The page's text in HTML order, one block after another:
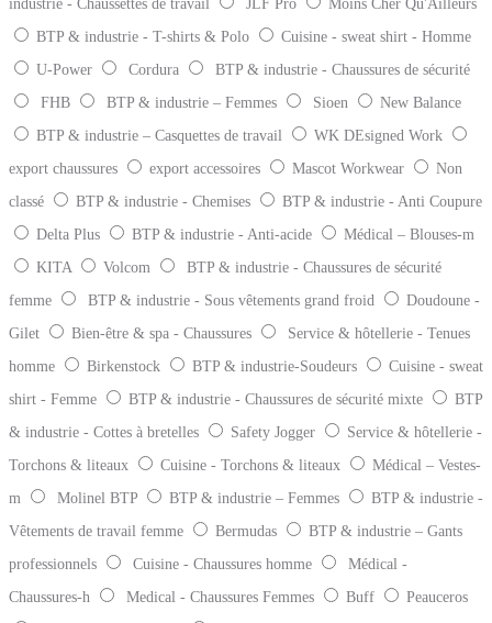
industrie - Chaussettes de travail
JLF Pro
Moins Cher Qu'Ailleurs
BTP & industrie - T-shirts & Polo
Cuisine - sweat shirt - Homme
U-Power
Cordura
BTP & industrie - Chaussures de sécurité
FHB
BTP & industrie – Femmes Sioen
New Balance
BTP & industrie – Casquettes de travail
WK DEsigned Work
export chaussures
export accessoires Mascot Workwear
Non
classé
BTP & industrie - Chemises
BTP & industrie - Anti Coupure
Delta Plus
BTP & industrie - Anti-acide
Médical – Blouses-m
KITA
Volcom
BTP & industrie - Chaussures de sécurité
femme
BTP & industrie - Sous vêtements grand froid
Doudoune -
Gilet
Bien-être & spa - Chaussures
Service & hôtellerie - Tenues
homme
Birkenstock BTP & industrie-Soudeurs
Cuisine - sweat
shirt - Femme
BTP & industrie - Chaussures de sécurité mixte
BTP
& industrie - Cottes à bretelles
Safety Jogger
Service & hôtellerie -
Torchons & liteaux
Cuisine - Torchons & liteaux
Médical – Vestes-
m
Molinel BTP BTP & industrie – Femmes
BTP & industrie -
Vêtements de travail femme
Bermudas
BTP & industrie – Gants
professionnels
Cuisine - Chaussures homme
Médical -
Chaussures-h
Medical - Chaussures Femmes Buff
Peauceros